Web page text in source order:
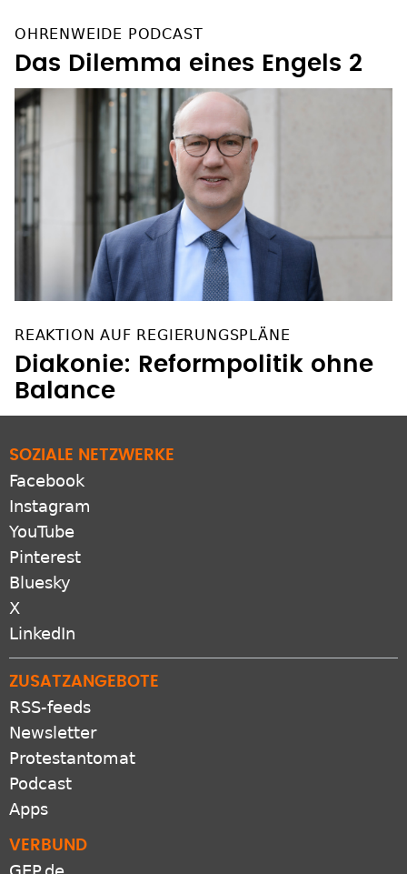
OHRENWEIDE PODCAST
Das Dilemma eines Engels 2
REAKTION AUF REGIERUNGSPLÄNE
Diakonie: Reformpolitik ohne
Balance
SOZIALE NETZWERKE
Facebook
Instagram
YouTube
Pinterest
Bluesky
X
LinkedIn
ZUSATZANGEBOTE
RSS-feeds
Newsletter
Protestantomat
Podcast
Apps
VERBUND